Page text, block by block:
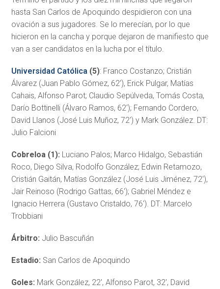
hasta San Carlos de Apoquindo despidieron con una
ovación a sus jugadores. Se lo merecían, por lo que
hicieron en la cancha y porque dejaron de manifiesto que
van a ser candidatos en la lucha por el título.
Universidad Católica(5): Franco Costanzo; Cristián
Álvarez (Juan Pablo Gómez, 62′), Erick Pulgar, Matías
Cahais, Alfonso Parot; Claudio Sepúlveda, Tomás Costa,
Darío Bottinelli (Álvaro Ramos, 62′); Fernando Cordero,
David Llanos (José Luis Muñoz, 72′) y Mark González. DT:
Julio Falcioni
Cobreloa (1): Luciano Palos; Marco Hidalgo, Sebastián
Roco, Diego Silva, Rodolfo González; Edwin Retamozo,
Cristián Gaitán, Matías González (José Luis Jiménez, 72′),
Jair Reinoso (Rodrigo Gattas, 66′); Gabriel Méndez e
Ignacio Herrera (Gustavo Cristaldo, 76′). DT: Marcelo
Trobbiani
Árbitro: Julio Bascuñán
Estadio: San Carlos de Apoquindo
Goles: Mark González, 22′, Alfonso Parot, 32′, David